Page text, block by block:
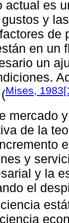
actual es
y
de
en un
un
Mises,
mercado
de la
y
y la
el